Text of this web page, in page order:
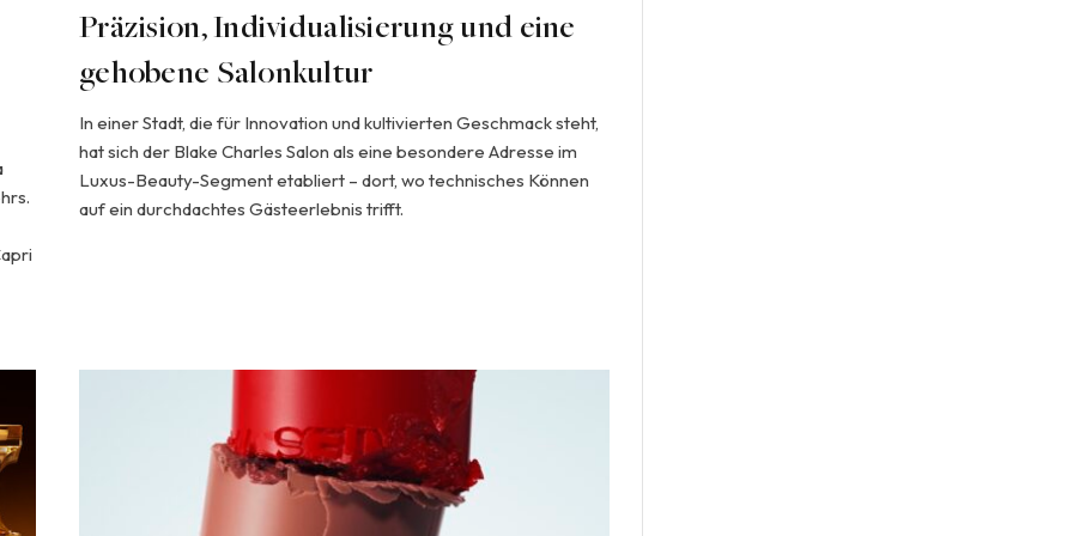
Präzision, Individualisierung und eine
gehobene Salonkultur
In einer Stadt, die für Innovation und kultivierten Geschmack steht,
hat sich der Blake Charles Salon als eine besondere Adresse im
Luxus-Beauty-Segment etabliert – dort, wo technisches Können
auf ein durchdachtes Gästeerlebnis trifft.